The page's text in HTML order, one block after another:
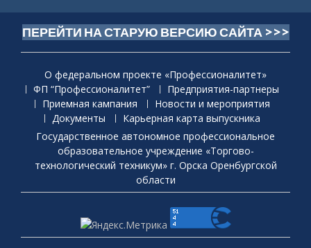
ПЕРЕЙТИ НА СТАРУЮ ВЕРСИЮ САЙТА >>>
О федеральном проекте «Профессионалитет»
ФП “Профессионалитет”
Предприятия-партнеры
Приемная кaмпания
Новости и мероприятия
Документы
Карьерная карта выпускника
Государственное автономное профессиональное
образовательное учреждение «Торгово-
технологический техникум» г. Орска Оренбургской
области